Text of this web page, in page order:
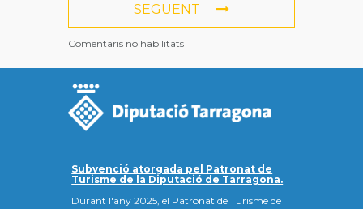
SEGÜENT
Comentaris no habilitats
Subvenció atorgada pel Patronat de
Turisme de la Diputació de Tarragona.
Durant l'any 2025, el Patronat de Turisme de